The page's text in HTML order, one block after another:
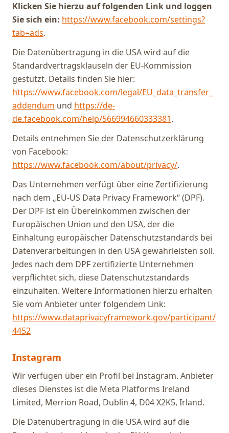
Klicken Sie hierzu auf folgenden Link und loggen
Sie sich ein: https://www.facebook.com/settings?
tab=ads.
Die Datenübertragung in die USA wird auf die
Standardvertragsklauseln der EU-Kommission
gestützt. Details finden Sie hier:
https://www.facebook.com/legal/EU_data_transfer_
addendum und https://de-
de.facebook.com/help/566994660333381.
Details entnehmen Sie der Datenschutzerklärung
von Facebook:
https://www.facebook.com/about/privacy/.
Das Unternehmen verfügt über eine Zertifizierung
nach dem „EU-US Data Privacy Framework“ (DPF).
Der DPF ist ein Übereinkommen zwischen der
Europäischen Union und den USA, der die
Einhaltung europäischer Datenschutzstandards bei
Datenverarbeitungen in den USA gewährleisten soll.
Jedes nach dem DPF zertifizierte Unternehmen
verpflichtet sich, diese Datenschutzstandards
einzuhalten. Weitere Informationen hierzu erhalten
Sie vom Anbieter unter folgendem Link:
https://www.dataprivacyframework.gov/participant/
4452
Instagram
Wir verfügen über ein Profil bei Instagram. Anbieter
dieses Dienstes ist die Meta Platforms Ireland
Limited, Merrion Road, Dublin 4, D04 X2K5, Irland.
Die Datenübertragung in die USA wird auf die